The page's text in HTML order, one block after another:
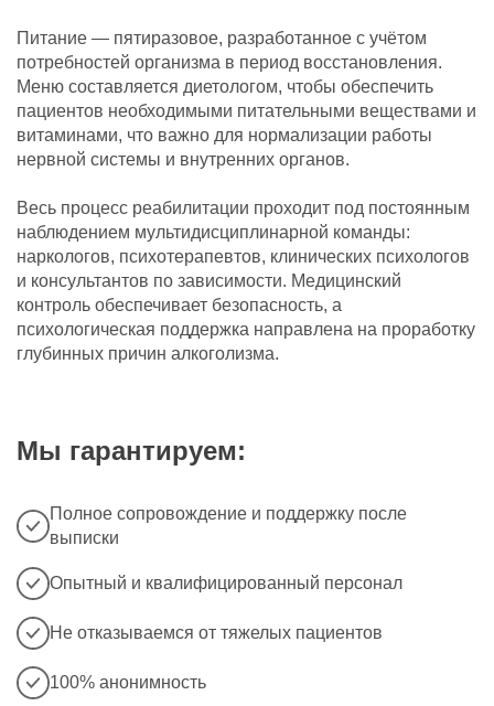
Питание — пятиразовое, разработанное с учётом
потребностей организма в период восстановления.
Меню составляется диетологом, чтобы обеспечить
пациентов необходимыми питательными веществами и
витаминами, что важно для нормализации работы
нервной системы и внутренних органов.
Весь процесс реабилитации проходит под постоянным
наблюдением мультидисциплинарной команды:
наркологов, психотерапевтов, клинических психологов
и консультантов по зависимости. Медицинский
контроль обеспечивает безопасность, а
психологическая поддержка направлена на проработку
глубинных причин алкоголизма.
Мы гарантируем:
Полное сопровождение и поддержку после
выписки
Опытный и квалифицированный персонал
Не отказываемся от тяжелых пациентов
100% анонимность